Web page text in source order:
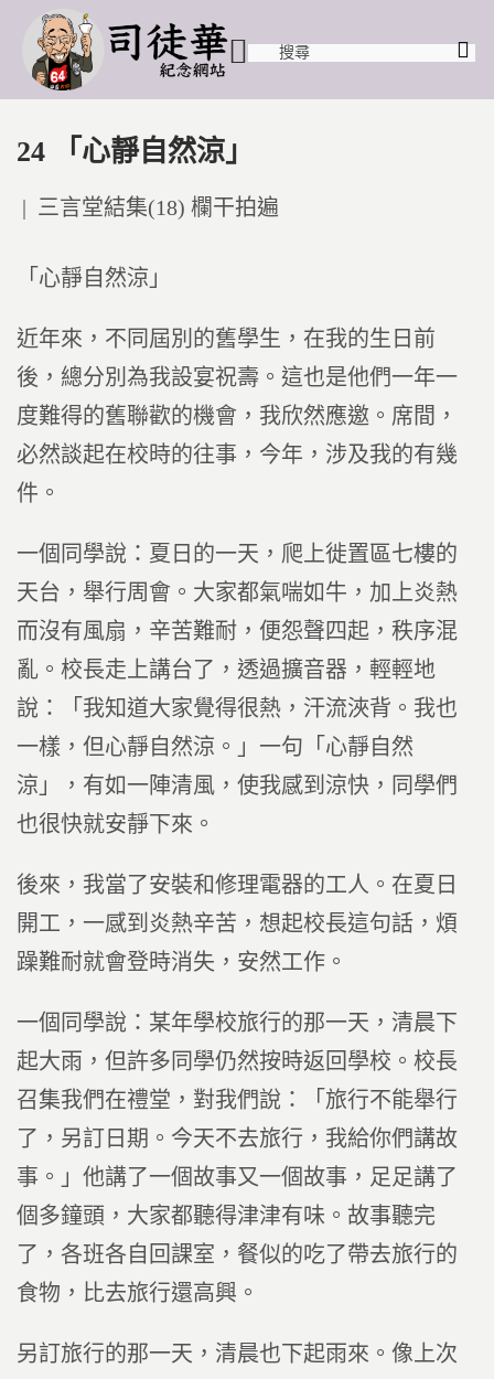
24 「心靜自然涼」
Posted
三言堂結集(18) 欄干拍遍
「心靜自然涼」
近年來，不同屆別的舊學生，在我的生日前
後，總分別為我設宴祝壽。這也是他們一年一
度難得的舊聯歡的機會，我欣然應邀。席間，
必然談起在校時的往事，今年，涉及我的有幾
件。
一個同學說：夏日的一天，爬上徙置區七樓的
天台，舉行周會。大家都氣喘如牛，加上炎熱
而沒有風扇，辛苦難耐，便怨聲四起，秩序混
亂。校長走上講台了，透過擴音器，輕輕地
說：「我知道大家覺得很熱，汗流浹背。我也
一樣，但心靜自然涼。」一句「心靜自然
涼」，有如一陣清風，使我感到涼快，同學們
也很快就安靜下來。
後來，我當了安裝和修理電器的工人。在夏日
開工，一感到炎熱辛苦，想起校長這句話，煩
躁難耐就會登時消失，安然工作。
一個同學說：某年學校旅行的那一天，清晨下
起大雨，但許多同學仍然按時返回學校。校長
召集我們在禮堂，對我們說：「旅行不能舉行
了，另訂日期。今天不去旅行，我給你們講故
事。」他講了一個故事又一個故事，足足講了
個多鐘頭，大家都聽得津津有味。故事聽完
了，各班各自回課室，餐似的吃了帶去旅行的
食物，比去旅行還高興。
另訂旅行的那一天，清晨也下起雨來。像上次